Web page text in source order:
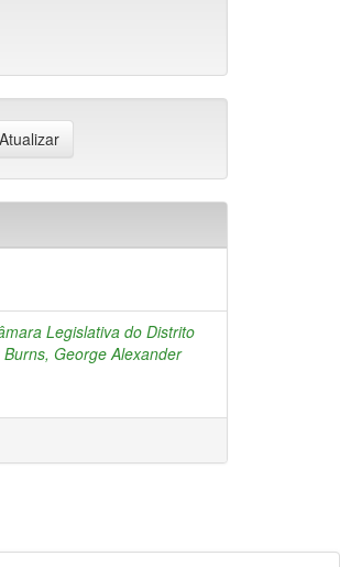
Legislativa do Distrito
Burns, George Alexander